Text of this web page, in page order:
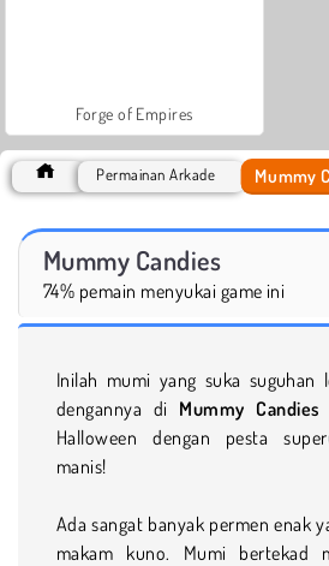
Forge of Empires
Permainan Arkade Mummy
Mummy Candies
74% pemain menyukai game ini
Inilah mumi yang suka suguhan
dengannya di Mummy Candies
Halloween dengan pesta
manis!
Ada sangat banyak permen enak
makam kuno. Mumi bertekad